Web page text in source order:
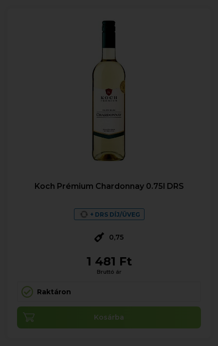
Koch Prémium Chardonnay 0.75l DRS
+ DRS DÍJ/ÜVEG
0,75
1 481 Ft
Bruttó ár
Raktáron
Kosárba